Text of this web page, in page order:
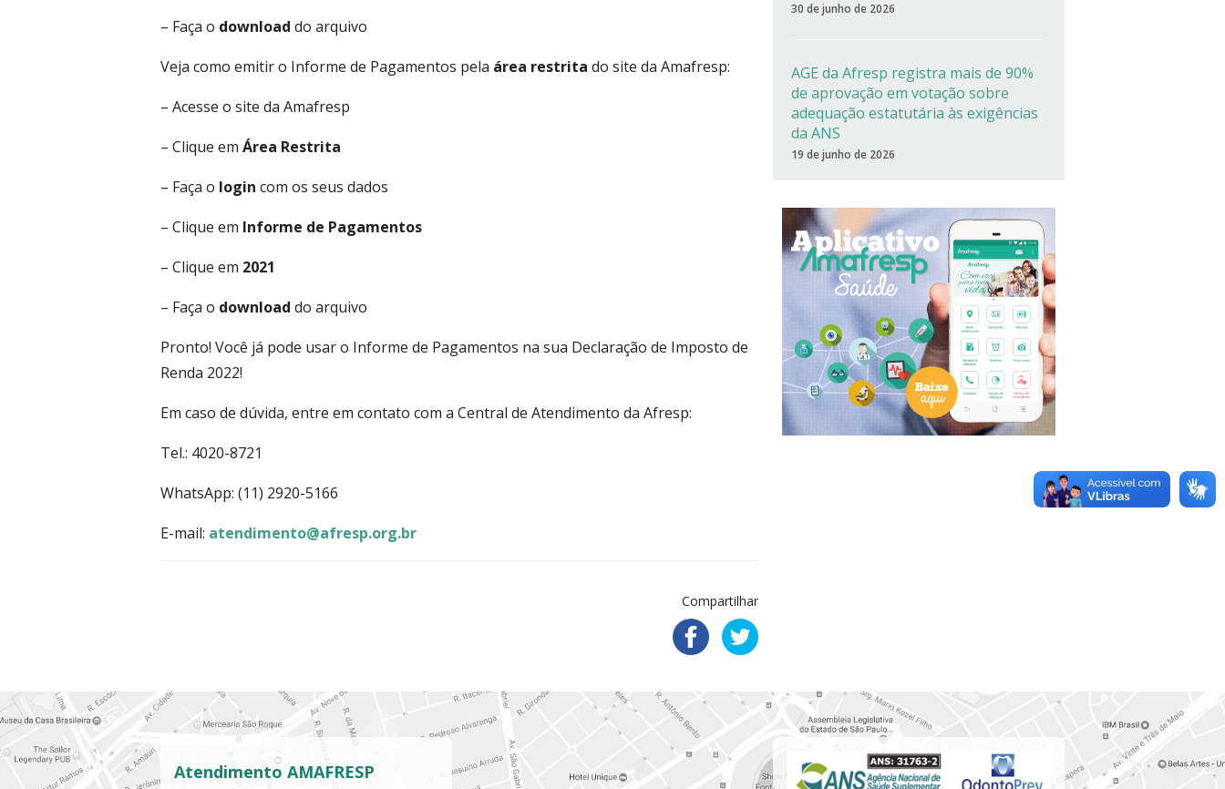
– Faça o download do arquivo
Veja como emitir o Informe de Pagamentos pela área restrita do site da Amafresp:
– Acesse o site da Amafresp
– Clique em Área Restrita
– Faça o login com os seus dados
– Clique em Informe de Pagamentos
– Clique em 2021
– Faça o download do arquivo
Pronto! Você já pode usar o Informe de Pagamentos na sua Declaração de Imposto de
Renda 2022!
Em caso de dúvida, entre em contato com a Central de Atendimento da Afresp:
Tel.: 4020-8721
WhatsApp: (11) 2920-5166
E-mail: atendimento@afresp.org.br
Compartilhar
30 de junho de 2026
AGE da Afresp registra mais de 90%
de aprovação em votação sobre
adequação estatutária às exigências
da ANS
19 de junho de 2026
Atendimento AMAFRESP